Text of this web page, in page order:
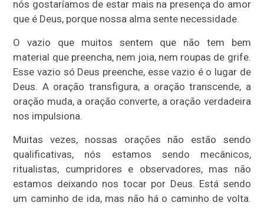
nós gostaríamos de estar mais na presença do amor
que é Deus, porque nossa alma sente necessidade.
O vazio que muitos sentem que não tem bem
material que preencha, nem joia, nem roupas de grife.
Esse vazio só Deus preenche, esse vazio é o lugar de
Deus. A oração transfigura, a oração transcende, a
oração muda, a oração converte, a oração verdadeira
nos impulsiona.
Muitas vezes, nossas orações não estão sendo
qualificativas, nós estamos sendo mecânicos,
ritualistas, cumpridores e observadores, mas não
estamos deixando nos tocar por Deus. Está sendo
um caminho de ida, mas não há o caminho de volta.